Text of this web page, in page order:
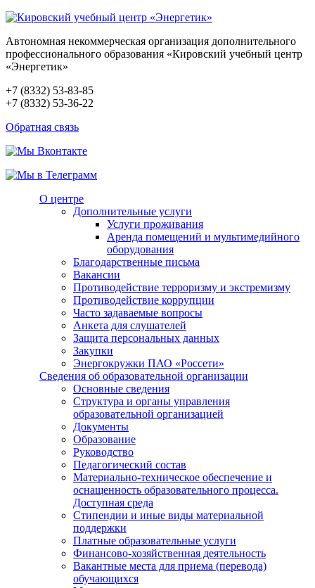
Автономная некоммерческая организация дополнительного
профессионального образования «Кировский учебный центр
«Энергетик»
+7 (8332) 53-83-85
+7 (8332) 53-36-22
Обратная связь
О центре
Дополнительные услуги
Услуги проживания
Аренда помещений и мультимедийного
оборудования
Благодарственные письма
Вакансии
Противодействие терроризму и экстремизму
Противодействие коррупции
Часто задаваемые вопросы
Анкета для слушателей
Защита персональных данных
Закупки
Энергокружки ПАО «Россети»
Сведения об образовательной организации
Основные сведения
Структура и органы управления
образовательной организацией
Документы
Образование
Руководство
Педагогический состав
Материально-техническое обеспечение и
оснащенность образовательного процесса.
Доступная среда
Стипендии и иные виды материальной
поддержки
Платные образовательные услуги
Финансово-хозяйственная деятельность
Вакантные места для приема (перевода)
обучающихся